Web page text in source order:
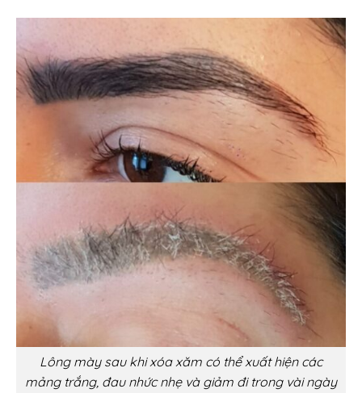
Lông mày sau khi xóa xăm có thể xuất hiện các
mảng trắng, đau nhức nhẹ và giảm đi trong vài ngày